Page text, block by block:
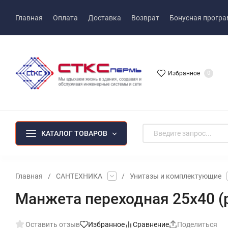
Главная Оплата Доставка Возврат Бонусная
Избранное 0
КАТАЛОГ ТОВАРОВ
Главная / САНТЕХНИКА / Унитазы и комплектующие
Манжета переходная 25х40
Оставить отзыв Избранное Сравнение Поделиться